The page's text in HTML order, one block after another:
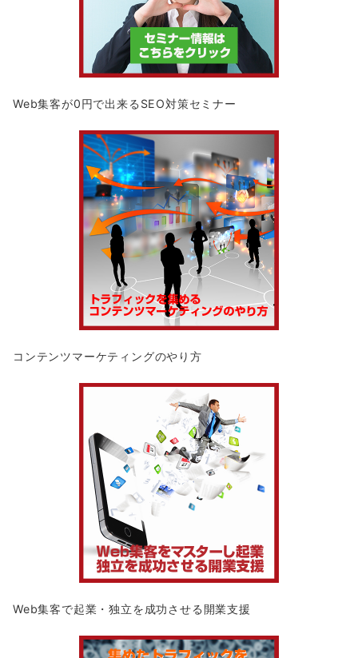
Web集客が0円で出来るSEO対策セミナー
コンテンツマーケティングのやり方
Web集客で起業・独立を成功させる開業支援